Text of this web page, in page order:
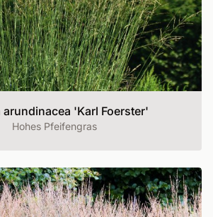
arundinacea 'Karl Foerster'
Hohes Pfeifengras